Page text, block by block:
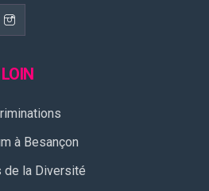
à Besançon
de la Diversité